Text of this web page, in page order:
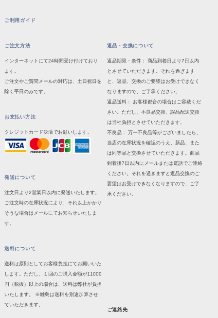
ご利用ガイド
ご注文方法
インターネットにて24時間受け付けており
ます。
ご注文やご質問メールの対応は、土日祝日を
除く平日のみです。
お支払い方法
クレジットカード決済でお願いします。
発送について
注文日より2営業日以内に発送いたします。
ご注文時の在庫状況により、それ以上かかり
そうな場合はメールにてお知らせいたしま
す。
送料について
送料は原則としてお客様負担にてお願いいた
します。ただし、１回のご購入金額が11000
円（税抜）以上の場合は、送料は弊社が負担
いたします。 ※離島は送料を別途加算させ
ていただきます。
返品・交換について
返品期限・条件： 商品到着日より7日以内
とさせていただきます。それを過ぎます
と、返品、交換のご要望はお受けできなく
なりますので、ご了承ください。
返品送料： お客様都合の場合はご容赦くだ
さい。ただし、不良品交換、誤品配送交換
は当社負担とさせていただきます。
不良品： 万一不良品等がございましたら、
当店の在庫状況を確認のうえ、新品、また
は同等品と交換させていただきます。商品
到着後7日以内にメールまたは電話でご連絡
ください。それを過ぎますと返品交換のご
要望はお受けできなくなりますので、ご了
承ください。
ご連絡先